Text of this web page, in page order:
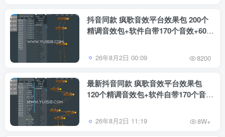
抖音同款 疯歌音效平台效果包 200个
精调音效包+软件自带170个音效+600
26年8月2日 00:09 8200
最新抖音同款 疯歌音效平台效果包
120个精调音效包+软件自带170个音效
26年8月2日 11:19 8W+